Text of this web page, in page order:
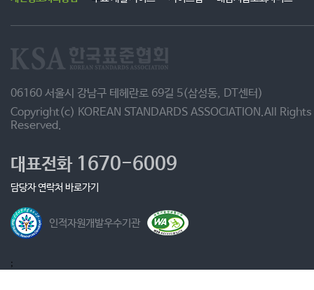
06160 서울시 강남구 테헤란로 69길 5(삼성동, DT센터)
Copyright(c) KOREAN STANDARDS ASSOCIATION.All Rights
Reserved.
대표전화1670-6009
담당자 연락처 바로가기
인적자원개발우수기관
;